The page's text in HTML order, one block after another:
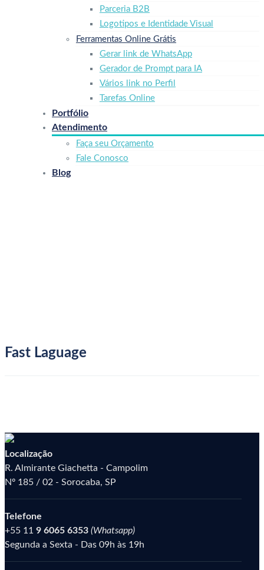
Parceria B2B
Logotipos e Identidade Visual
Ferramentas Online Grátis
Gerar link de WhatsApp
Gerador de Prompt para IA
Vários link no Perfil
Tarefas Online
Portfólio
Atendimento
Faça seu Orçamento
Fale Conosco
Blog
Fast Laguage
Localização
R. Almirante Giachetta - Campolim
Nº 185 / 02 - Sorocaba, SP
Telefone
+55 11 9 6065 6353 (Whatsapp)
Segunda a Sexta - Das 09h às 19h